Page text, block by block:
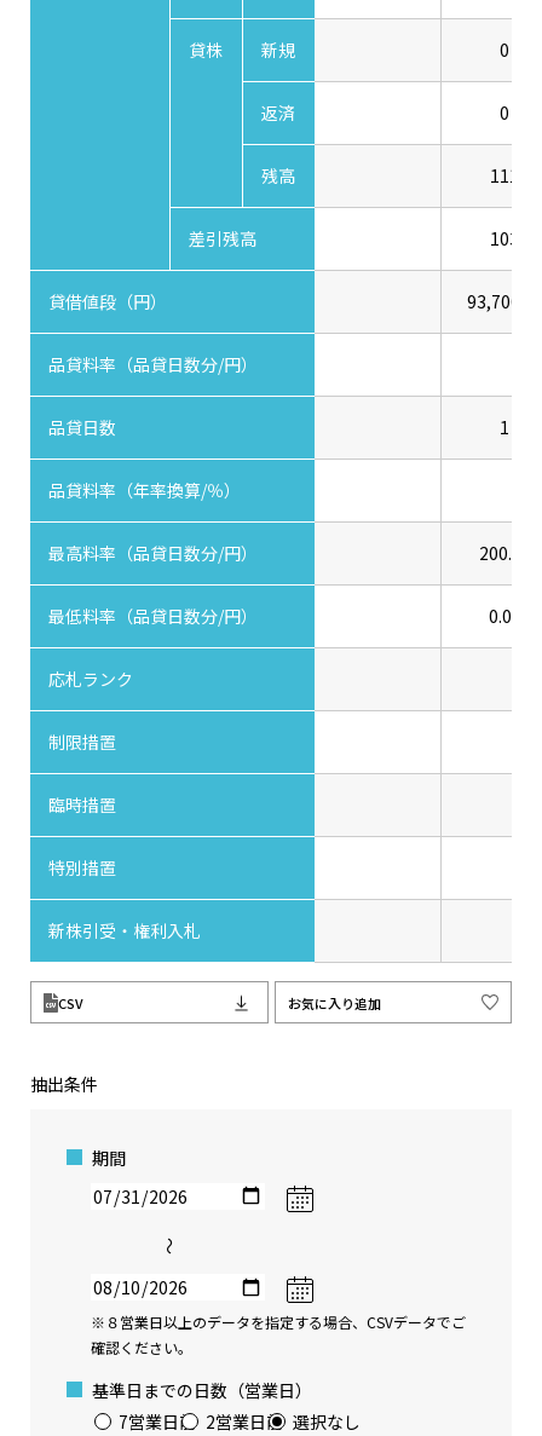
貸株 新規 0
返済 0
残高 111
差引残高 103
貸借値段（円） 93,700.00
品貸料率（品貸日数分/円）
品貸日数 1
品貸料率（年率換算/％）
最高料率（品貸日数分/円） 200.00
最低料率（品貸日数分/円） 0.00
応札ランク
制限措置
臨時措置
特別措置
新株引受・権利入札
CSV お気に入り追加
抽出条件
期間
〜
※８営業日以上のデータを指定する場合、CSVデータでご
確認ください。
基準日までの日数（営業日）
7営業日前 2営業日前 選択なし